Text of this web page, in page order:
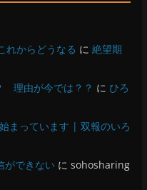
れからどうなる に 絶望期
理由が今では？？ に ひろ
まっています | 双報のいろ
できない に sohosharing